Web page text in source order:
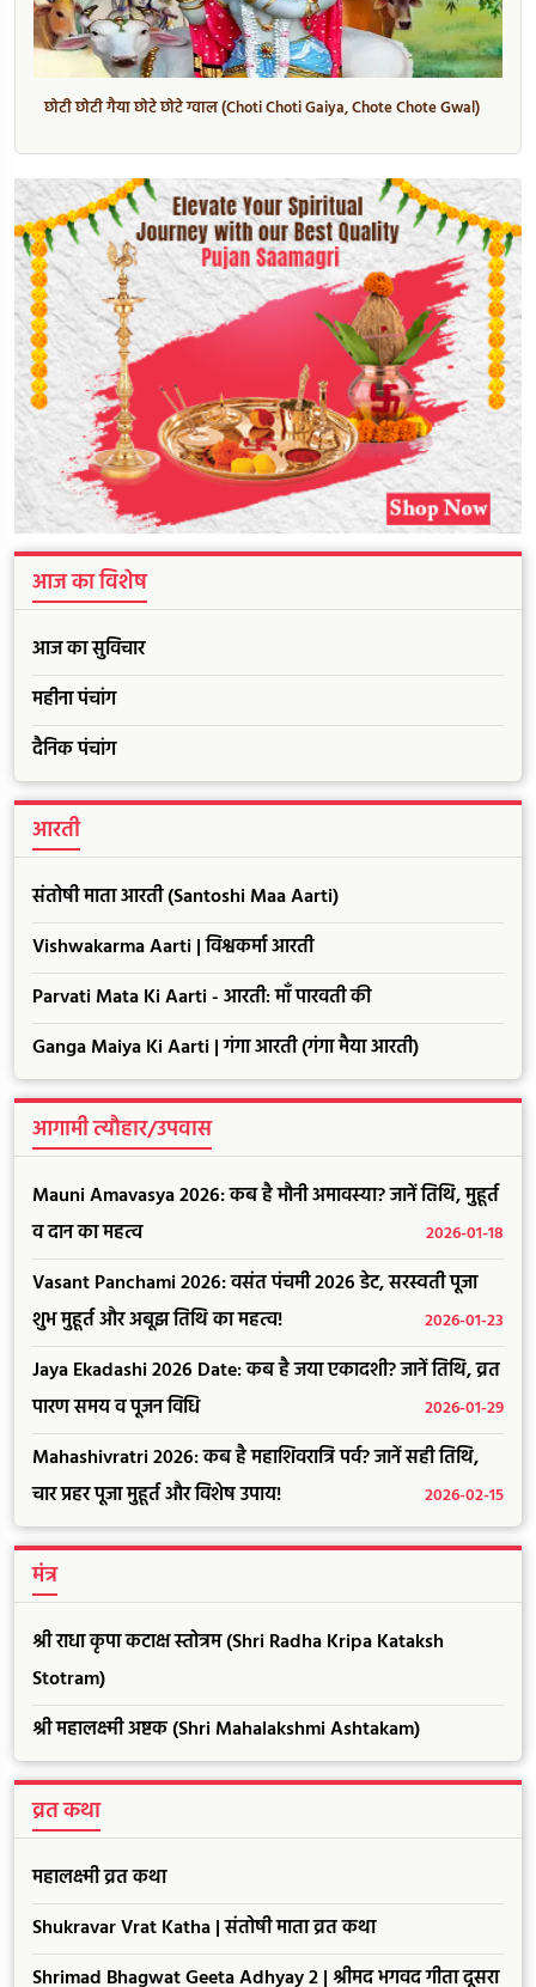
आज का विशेष
आज का सुविचार
महीना पंचांग
दैनिक पंचांग
आरती
संतोषी माता आरती (Santoshi Maa Aarti)
Vishwakarma Aarti | विश्वकर्मा आरती
Parvati Mata Ki Aarti - आरती: माँ पारवती की
Ganga Maiya Ki Aarti | गंगा आरती (गंगा मैया आरती)
आगामी त्यौहार/उपवास
Mauni Amavasya 2026: कब है मौनी अमावस्या? जानें तिथि, मुहूर्त
व दान का महत्व
2026-01-18
Vasant Panchami 2026: वसंत पंचमी 2026 डेट, सरस्वती पूजा
शुभ मुहूर्त और अबूझ तिथि का महत्व!
2026-01-23
Jaya Ekadashi 2026 Date: कब है जया एकादशी? जानें तिथि, व्रत
पारण समय व पूजन विधि
2026-01-29
Mahashivratri 2026: कब है महाशिवरात्रि पर्व? जानें सही तिथि,
चार प्रहर पूजा मुहूर्त और विशेष उपाय!
2026-02-15
मंत्र
श्री राधा कृपा कटाक्ष स्तोत्रम (Shri Radha Kripa Kataksh
Stotram)
श्री महालक्ष्मी अष्टक (Shri Mahalakshmi Ashtakam)
व्रत कथा
महालक्ष्मी व्रत कथा
Shukravar Vrat Katha | संतोषी माता व्रत कथा
Shrimad Bhagwat Geeta Adhyay 2 | श्रीमद भगवद गीता दूसरा
छोटी छोटी गैया छोटे छोटे ग्वाल (Choti Choti Gaiya, Chote Chote Gwal)